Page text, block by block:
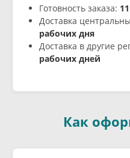
Готовность заказа:
Доставка
рабочих дня
Доставка в другие
рабочих дней
Как